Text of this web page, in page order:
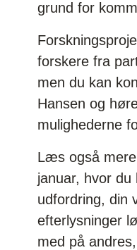
grund for
forskere fra
men du kan
Hansen og
mulighederne
Læs også
januar, hvor du
udfordring, din
efterlysninger
med på